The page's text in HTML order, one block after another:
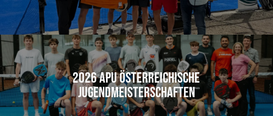
2026 APU Österreichische
Jugendmeisterschaften